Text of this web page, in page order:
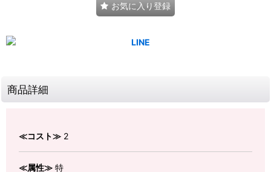
お気に入り登録
商品詳細
≪コスト≫ 2
≪属性≫ 特